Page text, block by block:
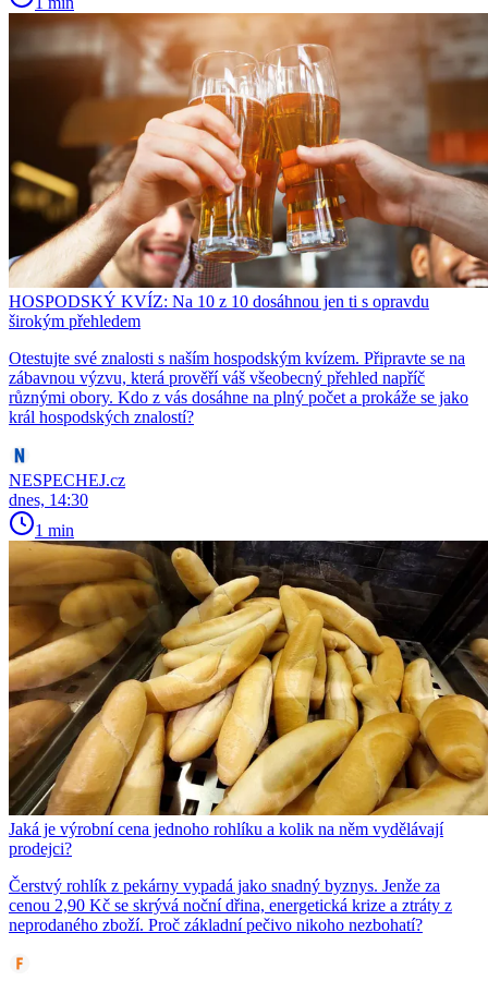
HOSPODSKÝ KVÍZ: Na 10 z 10 dosáhnou jen ti s opravdu
širokým přehledem
Otestujte své znalosti s naším hospodským kvízem. Připravte se na
zábavnou výzvu, která prověří váš všeobecný přehled napříč
různými obory. Kdo z vás dosáhne na plný počet a prokáže se jako
král hospodských znalostí?
NESPECHEJ.cz
dnes, 14:30
1 min
Jaká je výrobní cena jednoho rohlíku a kolik na něm vydělávají
prodejci?
Čerstvý rohlík z pekárny vypadá jako snadný byznys. Jenže za
cenou 2,90 Kč se skrývá noční dřina, energetická krize a ztráty z
neprodaného zboží. Proč základní pečivo nikoho nezbohatí?